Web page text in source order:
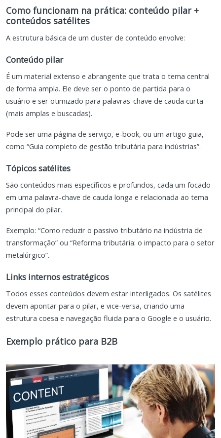
Como funcionam na prática: conteúdo pilar +
conteúdos satélites
A estrutura básica de um cluster de conteúdo envolve:
Conteúdo pilar
É um material extenso e abrangente que trata o tema central
de forma ampla. Ele deve ser o ponto de partida para o
usuário e ser otimizado para palavras-chave de cauda curta
(mais amplas e buscadas).
Pode ser uma página de serviço, e-book, ou um artigo guia,
como “Guia completo de gestão tributária para indústrias”.
Tópicos satélites
São conteúdos mais específicos e profundos, cada um focado
em uma palavra-chave de cauda longa e relacionada ao tema
principal do pilar.
Exemplo: “Como reduzir o passivo tributário na indústria de
transformação” ou “Reforma tributária: o impacto para o setor
metalúrgico”.
Links internos estratégicos
Todos esses conteúdos devem estar interligados. Os satélites
devem apontar para o pilar, e vice-versa, criando uma
estrutura coesa e navegação fluida para o Google e o usuário.
Exemplo prático para B2B